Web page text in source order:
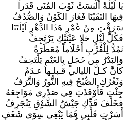
​يَا لَيْلَةً أَلْبَسَتْ ثَوْبَ المُنَى قَدَراً
فِيهَا التَقَيْنَا فَغَارَ الكَوْنُ وَالصُّدُفُ
​سَرَقْتِ مِنْ عُمْرِ هَذَا الدَّهْرِ لَيْلَتَنَا
فَكُلُّ لَيْلٍ خلا عَيْنَيْكِ يَرْتَجِفُ
​نَمُدُّ لِلْقُرْبِ أَحْلَاماً مُعَطَّرَةً
وَالبَدْرُ من خَجَلٍ بِالغَيْمِ يَلْتَحِفُ
​كأنَّ كـلَّ الليالي قـبلـها عـدَمٌ
وَثَغْرُكِ الصُّبْحُ فِيهِ النُّورُ وَالتَّرَفُ
​جِئْتِ فَأَوْقَدْتِ فِي صَدْرِي مَوَاجِعَهُ
فخَلْفَ قَدِّكِ جَيْشُ الشَّوْقِ يَنْجَرِفُ
أَسَرْتِ قَلْبِي فَمَا يَبْغِي سِوَى شَغَفٍ